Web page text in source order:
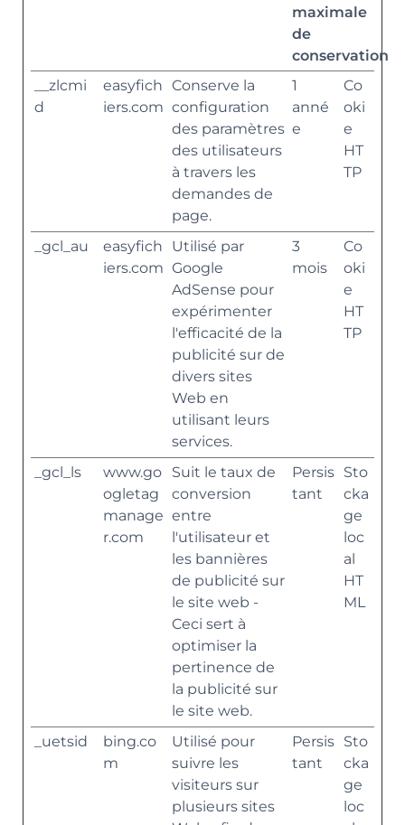
maximale
de
conservation
__zlcmi
d
easyfich
iers.com
Conserve la
configuration
des paramètres
des utilisateurs
à travers les
demandes de
page.
1
anné
e
Co
oki
e
HT
TP
_gcl_au
easyfich
iers.com
Utilisé par
Google
AdSense pour
expérimenter
l'efficacité de la
publicité sur de
divers sites
Web en
utilisant leurs
services.
3
mois
Co
oki
e
HT
TP
_gcl_ls
www.go
ogletag
manage
r.com
Suit le taux de
conversion
entre
l'utilisateur et
les bannières
de publicité sur
le site web -
Ceci sert à
optimiser la
pertinence de
la publicité sur
le site web.
Persis
tant
Sto
cka
ge
loc
al
HT
ML
_uetsid
bing.co
m
Utilisé pour
suivre les
visiteurs sur
plusieurs sites
Persis
tant
Sto
cka
ge
loc